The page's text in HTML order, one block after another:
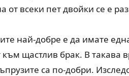
от всеки пет двойки се е
най-добре е да имате
щастлив брак. В такава
са по-добри.